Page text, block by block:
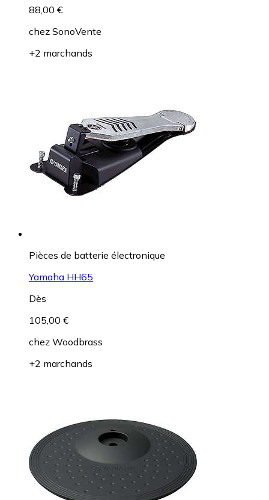
88,00 €
chez SonoVente
+2 marchands
Pièces de batterie électronique
Yamaha HH65
Dès
105,00 €
chez Woodbrass
+2 marchands